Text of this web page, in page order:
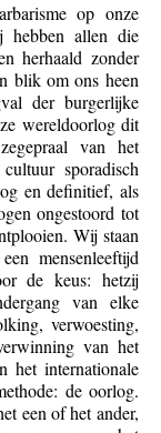
op onze
hebben allen die
herhaald zonder
blik om ons heen
der burgerlijke
wereldoorlog dit
van het
sporadisch
en definitief, als
ongestoord tot
Wij staan
mensenleeftijd
de keus: hetzij
van elke
verwoesting,
van het
het internationale
de oorlog.
een of het ander,